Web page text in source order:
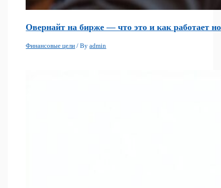
Овернайт на бирже — что это и как работает
Финансовые цели / Byadmin